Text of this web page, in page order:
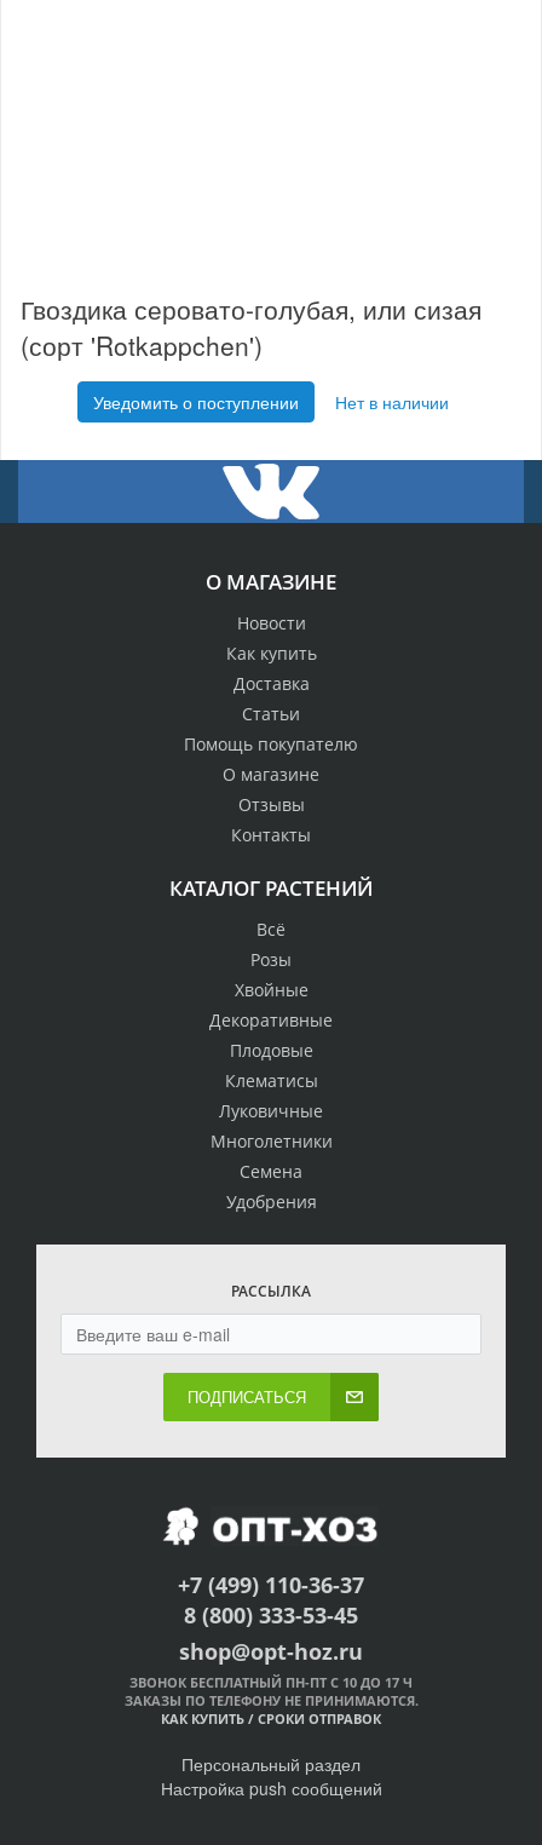
Гвоздика серовато-голубая, или сизая
(сорт 'Rotkappchen')
Уведомить о поступлении Нет в наличии
О МАГАЗИНЕ
Новости
Как купить
Доставка
Статьи
Помощь покупателю
О магазине
Отзывы
Контакты
КАТАЛОГ РАСТЕНИЙ
Всё
Розы
Хвойные
Декоративные
Плодовые
Клематисы
Луковичные
Многолетники
Семена
Удобрения
РАССЫЛКА
ПОДПИСАТЬСЯ
+7 (499) 110-36-37
8 (800) 333-53-45
shop@opt-hoz.ru
ЗВОНОК БЕСПЛАТНЫЙ ПН-ПТ С 10 ДО 17 Ч
ЗАКАЗЫ ПО ТЕЛЕФОНУ НЕ ПРИНИМАЮТСЯ.
КАК КУПИТЬ / СРОКИ ОТПРАВОК
Персональный раздел
Настройка push сообщений